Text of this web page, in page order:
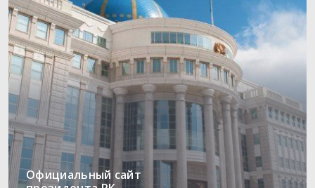
Официальный сайт